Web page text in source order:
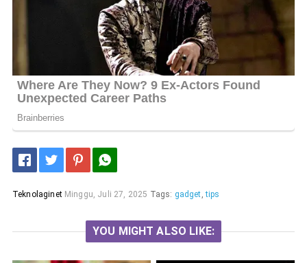
Teknolaginet Minggu, Juli 27, 2025 Tags: gadget ,tips
YOU MIGHT ALSO LIKE: